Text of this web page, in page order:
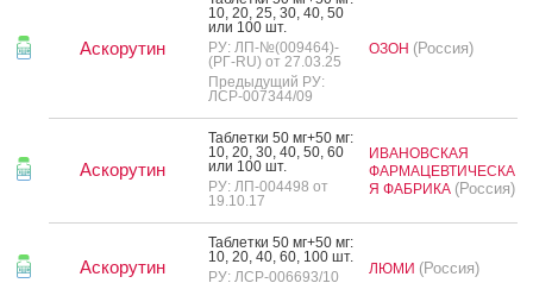
Аскорутин
10, 20, 25, 30, 40, 50
или 100 шт.
РУ: ЛП-№(009464)-
(РГ-RU) от 27.03.25
Предыдущий РУ:
ЛСР-007344/09
ОЗОН (Россия)
Аскорутин
Таб­летки 50 мг+50 мг:
10, 20, 30, 40, 50, 60
или 100 шт.
РУ: ЛП-004498 от
19.10.17
ИВАНОВСКАЯ
ФАРМАЦЕВТИЧЕСКА
Я ФАБРИКА (Россия)
Аскорутин
Таб­летки 50 мг+50 мг:
10, 20, 40, 60, 100 шт.
РУ: ЛСР-006693/10
ЛЮМИ (Россия)